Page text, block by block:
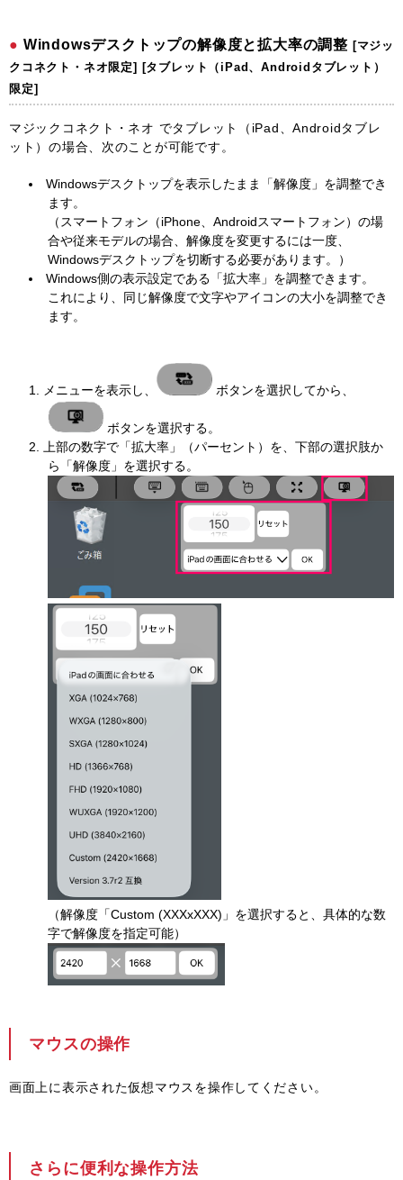
Windowsデスクトップの解像度と拡大率の調整 [マジッ
クコネクト・ネオ限定] [タブレット（iPad、Androidタブレット）
限定]
マジックコネクト・ネオ でタブレット（iPad、Androidタブレ
ット）の場合、次のことが可能です。
Windowsデスクトップを表示したまま「解像度」を調整でき
ます。
（スマートフォン（iPhone、Androidスマートフォン）の場
合や従来モデルの場合、解像度を変更するには一度、
Windowsデスクトップを切断する必要があります。）
Windows側の表示設定である「拡大率」を調整できます。
これにより、同じ解像度で文字やアイコンの大小を調整でき
ます。
メニューを表示し、 ボタンを選択してから、
ボタンを選択する。
上部の数字で「拡大率」（パーセント）を、下部の選択肢か
ら「解像度」を選択する。
（解像度「Custom (XXXxXXX)」を選択すると、具体的な数
字で解像度を指定可能）
マウスの操作
画面上に表示された仮想マウスを操作してください。
さらに便利な操作方法